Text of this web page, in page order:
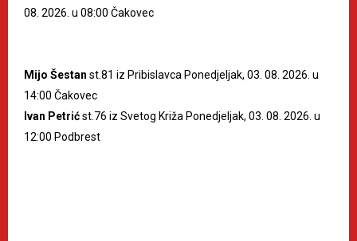
08. 2026. u 08:00 Čakovec
Mijo Šestan st.81 iz Pribislavca Ponedjeljak, 03. 08. 2026. u
14:00 Čakovec
Ivan Petrićst.76 iz Svetog Križa Ponedjeljak, 03. 08. 2026. u
12:00 Podbrest